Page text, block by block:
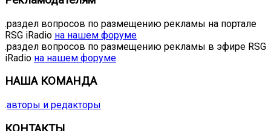
.раздел вопросов по размещению рекламы на портале
RSG iRadio на нашем форуме
.раздел вопросов по размещению рекламы в эфире RSG
iRadio на нашем форуме
НАША КОМАНДА
.авторы и редакторы